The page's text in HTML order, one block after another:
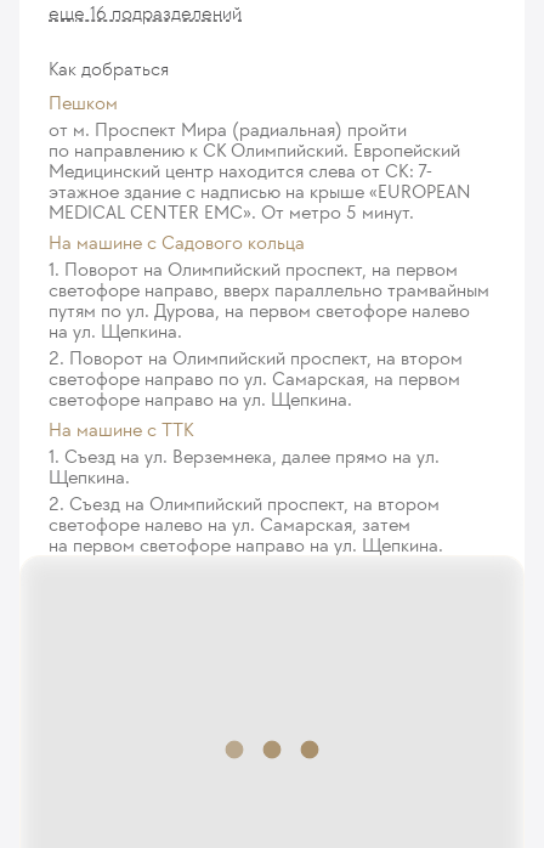
еще 16 подразделений
Как добраться
Пешком
от м. Проспект Мира (радиальная) пройти
по направлению к СК Олимпийский. Европейский
Медицинский центр находится слева от СК: 7-
этажное здание с надписью на крыше «EUROPEAN
MEDICAL CENTER EMC». От метро 5 минут.
На машине c Садового кольца
1. Поворот на Олимпийский проспект, на первом
светофоре направо, вверх параллельно трамвайным
путям по ул. Дурова, на первом светофоре налево
на ул. Щепкина.
2. Поворот на Олимпийский проспект, на втором
светофоре направо по ул. Самарская, на первом
светофоре направо на ул. Щепкина.
На машине с ТТК
1. Съезд на ул. Верземнека, далее прямо на ул.
Щепкина.
2. Съезд на Олимпийский проспект, на втором
светофоре налево на ул. Самарская, затем
на первом светофоре направо на ул. Щепкина.